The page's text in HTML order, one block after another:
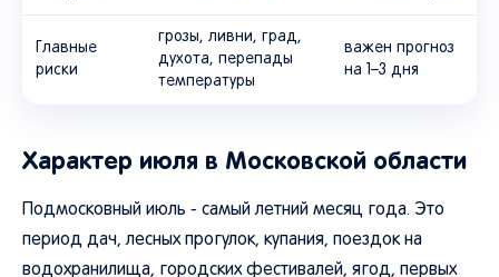
Главные
риски
грозы, ливни, град,
духота, перепады
температуры
важен прогноз
на 1–3 дня
Характер июля в Московской области
Подмосковный июль - самый летний месяц года. Это
период дач, лесных прогулок, купания, поездок на
водохранилища, городских фестивалей, ягод, первых